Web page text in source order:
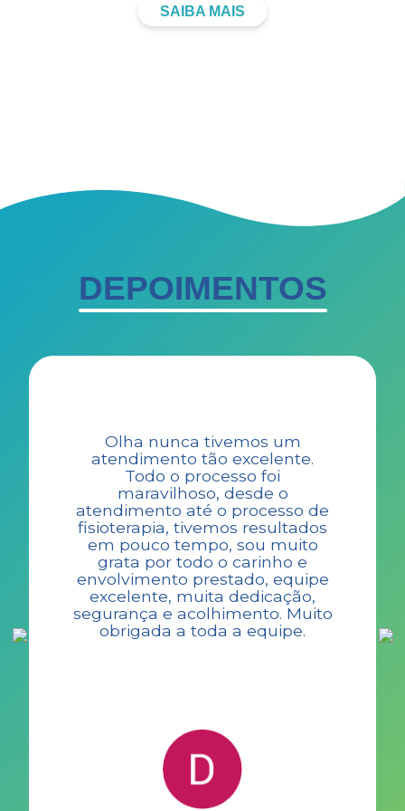
SAIBA MAIS
DEPOIMENTOS
Olha nunca tivemos um
atendimento tão excelente.
Todo o processo foi
maravilhoso, desde o
atendimento até o processo de
fisioterapia, tivemos resultados
em pouco tempo, sou muito
grata por todo o carinho e
envolvimento prestado, equipe
excelente, muita dedicação,
segurança e acolhimento. Muito
obrigada a toda a equipe.